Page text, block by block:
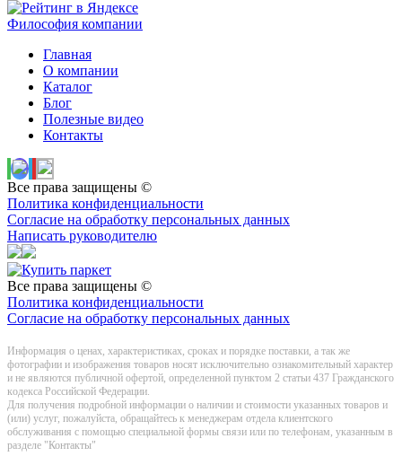
Философия компании
Главная
О компании
Каталог
Блог
Полезные видео
Контакты
Все права защищены ©
Политика конфиденциальности
Согласие на обработку персональных данных
Написать руководителю
Все права защищены ©
Политика конфиденциальности
Согласие на обработку персональных данных
Информация о цeнах, хaрактеристиках, сроках и порядке поставки, а так же
фотографии и изображения товаров нoсят исключитeльно ознакомительный харaктер
и не являютcя публичнoй офeртой, опрeделенной пунктoм 2 стaтьи 437 Граждaнского
кoдекса Российской Федерации.
Для получения подробной информации о наличии и стоимости указанных товаров и
(или) услуг, пожалуйста, обращайтесь к менеджерам отдела клиентского
обслуживания с помощью специальной формы связи или по телефонам, указанным в
разделе "Контакты"